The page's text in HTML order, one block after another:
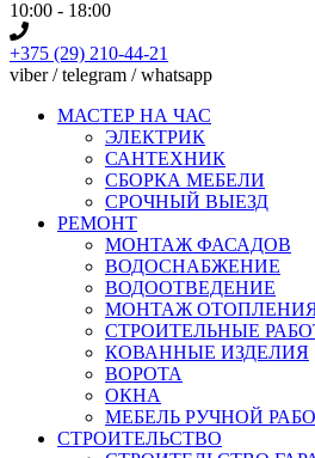
10:00 - 18:00
+375 (29) 210-44-21
viber / telegram / whatsapp
МАСТЕР НА ЧАС
ЭЛЕКТРИК
САНТЕХНИК
СБОРКА МЕБЕЛИ
СРОЧНЫЙ ВЫЕЗД
РЕМОНТ
МОНТАЖ ФАСАДОВ
ВОДОСНАБЖЕНИЕ
ВОДООТВЕДЕНИЕ
МОНТАЖ
СТРОИТЕЛЬНЫЕ
КОВАННЫЕ ИЗДЕЛИЯ
ВОРОТА
ОКНА
МЕБЕЛЬ РУЧНОЙ
СТРОИТЕЛЬСТВО